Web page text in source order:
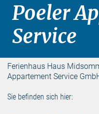
Ferienhaus Haus
Appartement Service
Poeler
Service
Sie befinden sich hier: